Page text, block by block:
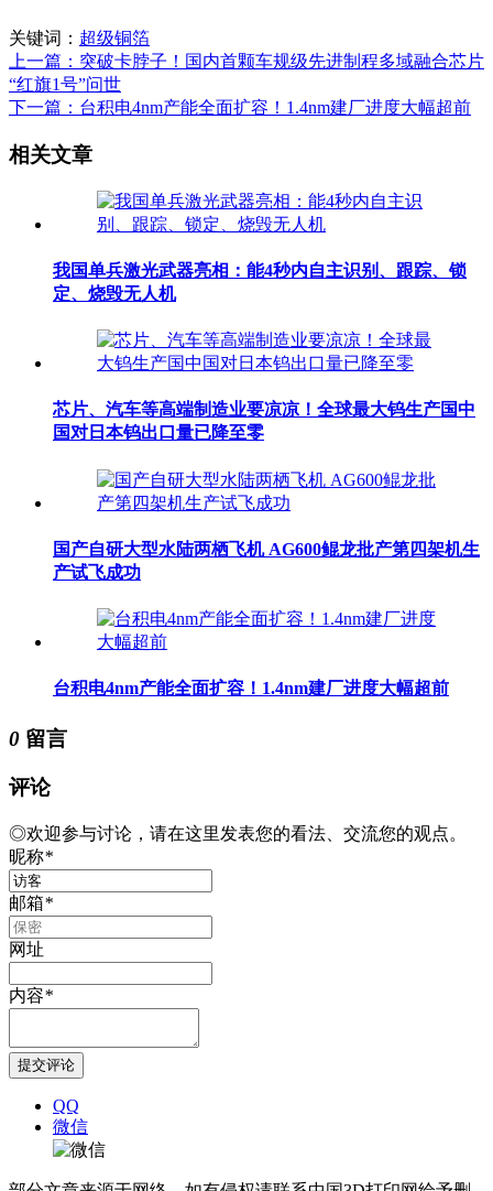
关键词： 超级铜箔
上一篇：突破卡脖子！国内首颗车规级先进制程多域融合芯片
“红旗1号”问世
下一篇：台积电4nm产能全面扩容！1.4nm建厂进度大幅超前
相关文章
我国单兵激光武器亮相：能4秒内自主识别、跟踪、锁
定、烧毁无人机
芯片、汽车等高端制造业要凉凉！全球最大钨生产国中
国对日本钨出口量已降至零
国产自研大型水陆两栖飞机 AG600鲲龙批产第四架机生
产试飞成功
台积电4nm产能全面扩容！1.4nm建厂进度大幅超前
0 留言
评论
◎欢迎参与讨论，请在这里发表您的看法、交流您的观点。
昵称*
邮箱*
网址
内容*
QQ
微信